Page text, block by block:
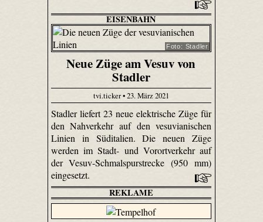
EISENBAHN
Foto: Stadler
Neue Züge am Vesuv von
Stadler
tvi.ticker • 23. März 2021
Stadler liefert 23 neue elektrische Züge für
den Nahverkehr auf den vesuvianischen
Linien in Süditalien. Die neuen Züge
werden im Stadt- und Vorortverkehr auf
der Vesuv-Schmalspurstrecke (950 mm)
eingesetzt.
REKLAME